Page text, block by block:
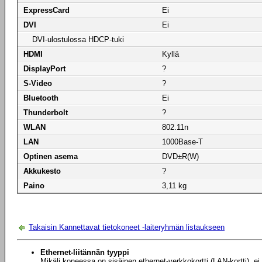
ExpressCard
Ei
DVI
Ei
DVI-ulostulossa HDCP-tuki
HDMI
Kyllä
DisplayPort
?
S-Video
?
Bluetooth
Ei
Thunderbolt
?
WLAN
802.11n
LAN
1000Base-T
Optinen asema
DVD±R(W)
Akkukesto
?
Paino
3,11 kg
Takaisin Kannettavat tietokoneet -laiteryhmän listaukseen
Ethernet-liitännän tyyppi